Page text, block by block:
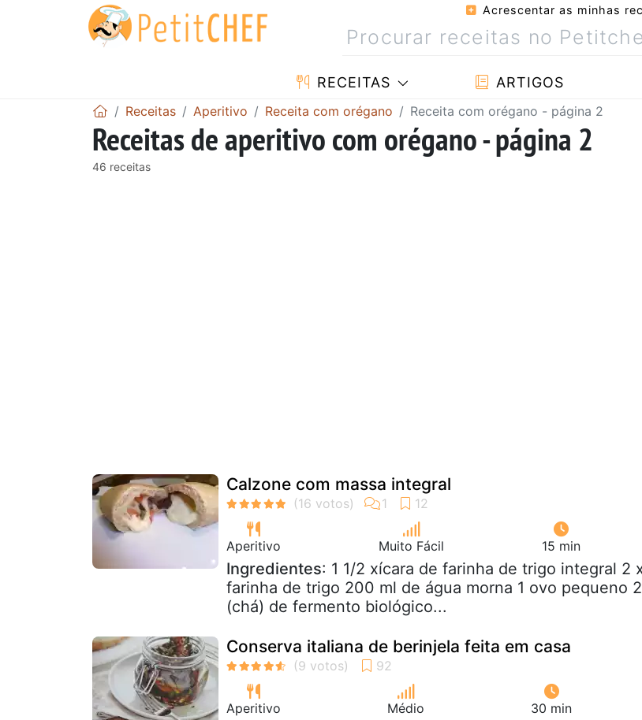
Acrescentar as minhas
RECEITAS ARTIGOS
Receitas Aperitivo Receita com orégano Receita com orégano - página 2
Receitas de aperitivo com orégano - página 2
46 receitas
Calzone com massa integral
Aperitivo Muito Fácil 15 min
Ingredientes: 1 1/2 xícara de farinha de trigo integral 2
farinha de trigo 200 ml de água morna 1 ovo pequeno
(chá) de fermento biológico...
Conserva italiana de berinjela feita em casa
Aperitivo Médio 30 min